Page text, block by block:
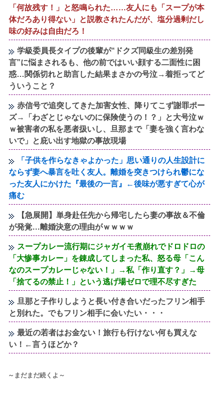
「何故残す！」と怒鳴られた……友人にも「スープが本
体だろあり得ない」と説教されたんだが、塩分過剰だし
味の好みは自由だろ！
学級委員長タイプの後輩が“ドクズ同級生の差別発
言”に悩まされるも、他の前ではいい顔する二面性に困
惑…関係切れと助言した結果まさかの号泣→着拒ってど
ういうこと？
赤信号で追突してきた加害女性、降りてこず謝罪ポー
ズ→「わざとじゃないのに保険使うの！？」と大号泣ｗ
ｗ被害者の私を悪者扱いし、旦那まで「妻を強く言わな
いで」と庇い出す地獄の事故現場
「子供を作らなきゃよかった」思い通りの人生設計に
ならず妻へ暴言を吐く友人。離婚を突きつけられ鬱にな
った友人にかけた『最後の一言』←後味が悪すぎて心が
痛む
【急展開】単身赴任先から帰宅したら妻の事故＆不倫
が発覚…離婚決意の理由がｗｗｗｗ
スープカレー流行期にジャガイモ煮崩れでドロドロの
「大惨事カレー」を錬成してしまった私、怒る母「こん
なのスープカレーじゃない！」→私「作り直す？」→母
「捨てるの禁止！」という逃げ場ゼロで理不尽すぎた
旦那と子作りしようと長い付き合いだったフリン相手
と別れた。でもフリン相手に会いたい・・・
最近の若者はお金ない！旅行も行けない何も買えな
い！←言うほどか？
～まだまだ続くよ～